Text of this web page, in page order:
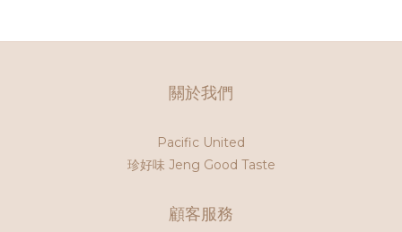
關於我們
Pacific United
珍好味 Jeng Good Taste
顧客服務